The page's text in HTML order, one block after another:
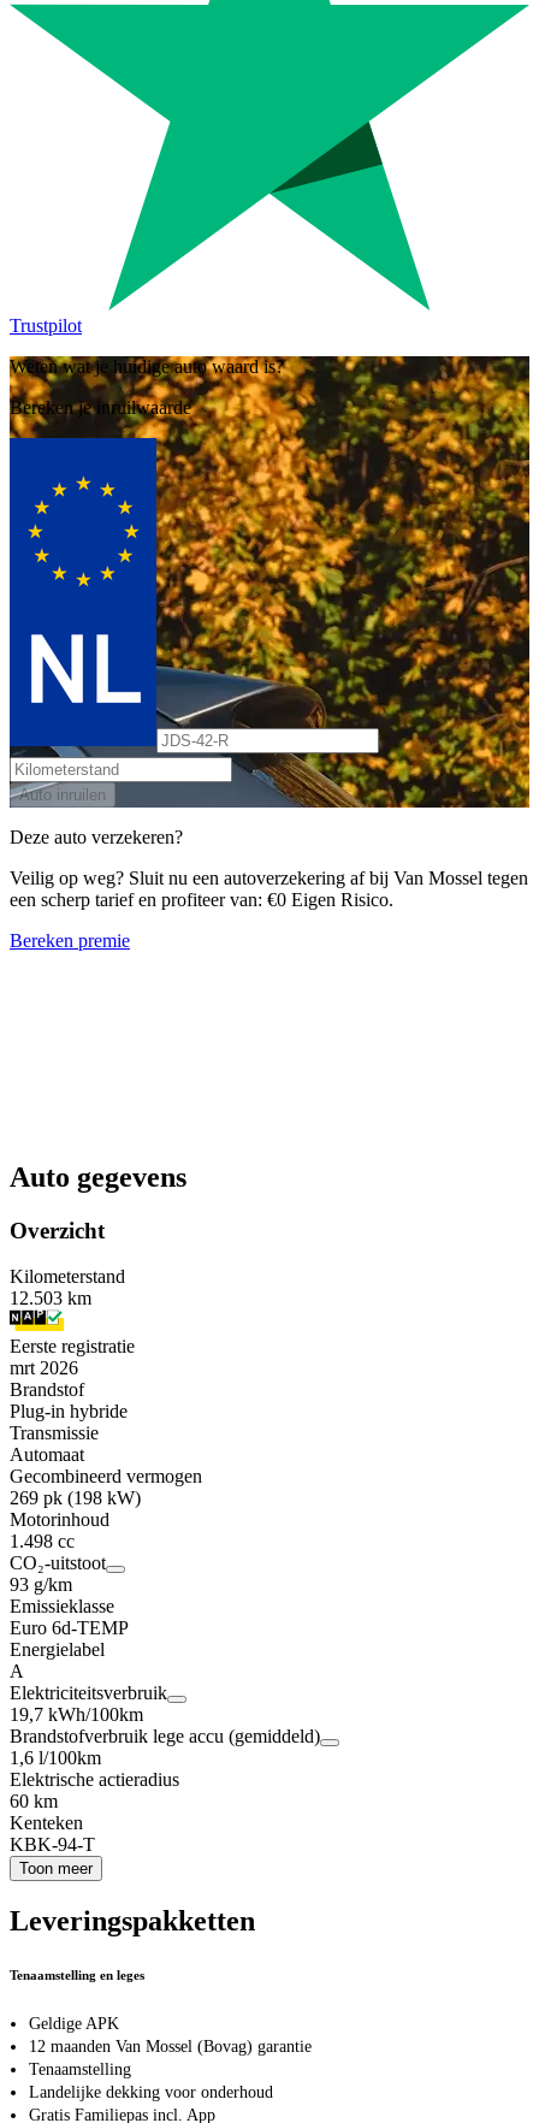
Trustpilot
Weten wat je huidige auto waard is?
Bereken je inruilwaarde
Auto inruilen
Deze auto verzekeren?
Veilig op weg? Sluit nu een autoverzekering af bij Van Mossel tegen
een scherp tarief en profiteer van: €0 Eigen Risico.
Bereken premie
Auto gegevens
Overzicht
Kilometerstand
12.503 km
Eerste registratie
mrt 2026
Brandstof
Plug-in hybride
Transmissie
Automaat
Gecombineerd vermogen
269 pk (198 kW)
Motorinhoud
1.498 cc
CO₂-uitstoot
93 g/km
Emissieklasse
Euro 6d-TEMP
Energielabel
A
Elektriciteitsverbruik
19,7 kWh/100km
Brandstofverbruik lege accu (gemiddeld)
1,6 l/100km
Elektrische actieradius
60 km
Kenteken
KBK-94-T
Toon meer
Leveringspakketten
Tenaamstelling en leges
Geldige APK
12 maanden Van Mossel (Bovag) garantie
Tenaamstelling
Landelijke dekking voor onderhoud
Gratis Familiepas incl. App